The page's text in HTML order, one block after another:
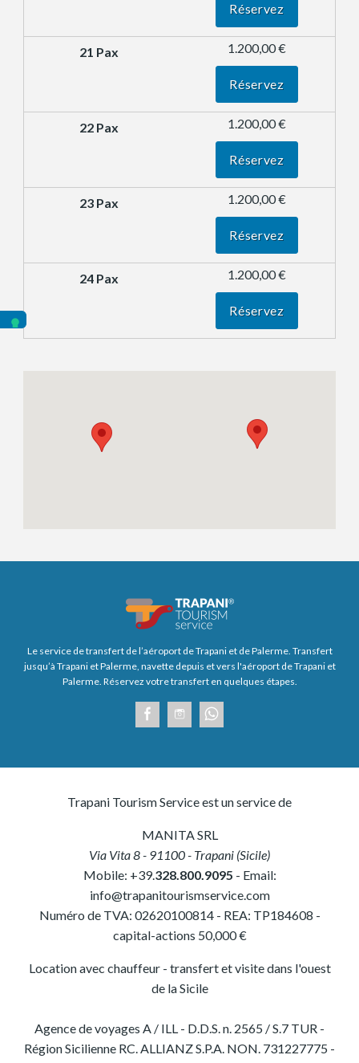
Réservez
1.200,00 €
Réservez
1.200,00 €
Réservez
1.200,00 €
Réservez
1.200,00 €
Réservez
Le service de transfert de l’aéroport de Trapani et de Palerme. Transfert
jusqu’à Trapani et Palerme, navette depuis et vers l'aéroport de Trapani et
Palerme. Réservez votre transfert en quelques étapes.
Trapani Tourism Service est un service de
MANITA SRL
Via Vita 8- 91100- Trapani (Sicile)
Mobile: +39.328.800.9095 - Email:
info@trapanitourismservice.com
Numéro de TVA: 02620100814- REA: TP184608 -
capital-actions 50,000 €
Location avec chauffeur - transfert et visite dans l'ouest
de la Sicile
Agence de voyages A / ILL - D.D.S. n. 2565 / S.7 TUR -
Région Sicilienne RC. ALLIANZ S.P.A. NON. 731227775 -